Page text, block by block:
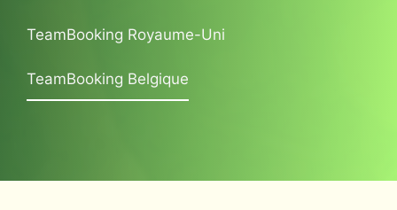
TeamBooking Royaume-Uni
TeamBooking Belgique